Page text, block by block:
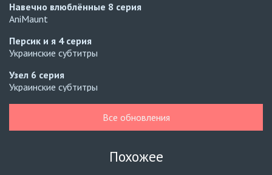
Навечно влюблённые 8 серия
AniMaunt
Персик и я 4 серия
Украинские субтитры
Узел 6 серия
Украинские субтитры
Автосабы русские / украинские
Все обновления
Похожее